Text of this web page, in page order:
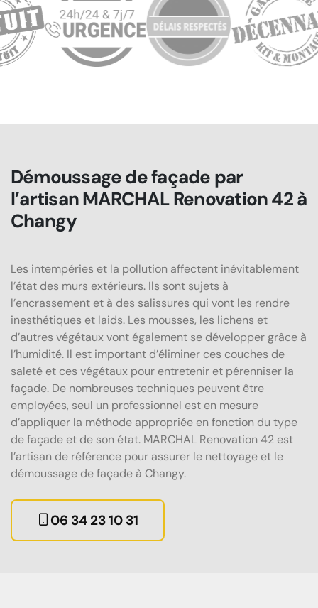
Démoussage de façade par
l’artisan MARCHAL Renovation 42 à
Changy
Les intempéries et la pollution affectent inévitablement
l’état des murs extérieurs. Ils sont sujets à
l’encrassement et à des salissures qui vont les rendre
inesthétiques et laids. Les mousses, les lichens et
d’autres végétaux vont également se développer grâce à
l’humidité. Il est important d’éliminer ces couches de
saleté et ces végétaux pour entretenir et pérenniser la
façade. De nombreuses techniques peuvent être
employées, seul un professionnel est en mesure
d’appliquer la méthode appropriée en fonction du type
de façade et de son état. MARCHAL Renovation 42 est
l’artisan de référence pour assurer le nettoyage et le
démoussage de façade à Changy.
06 34 23 10 31